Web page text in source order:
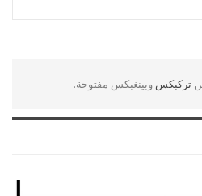
تركبكس وبينغبكس مفتوحة.